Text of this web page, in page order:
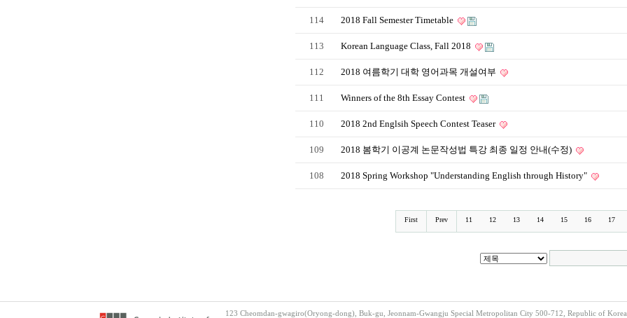
114 2018 Fall Semester Timetable
113 Korean Language Class, Fall 2018
112 2018 여름학기 대학 영어과목 개설여부
111 Winners of the 8th Essay Contest
110 2018 2nd Englsih Speech Contest Teaser
109 2018 봄학기 이공계 논문작성법 특강 최종 일정 안내(수정)
108 2018 Spring Workshop "Understanding English through History"
First Prev 11 12 13 14 15 16 17
123 Cheomdan-gwagiro(Oryong-dong), Buk-gu, Jeonnam-Gwangju Special Metropolitan City 500-712, Republic of Korea